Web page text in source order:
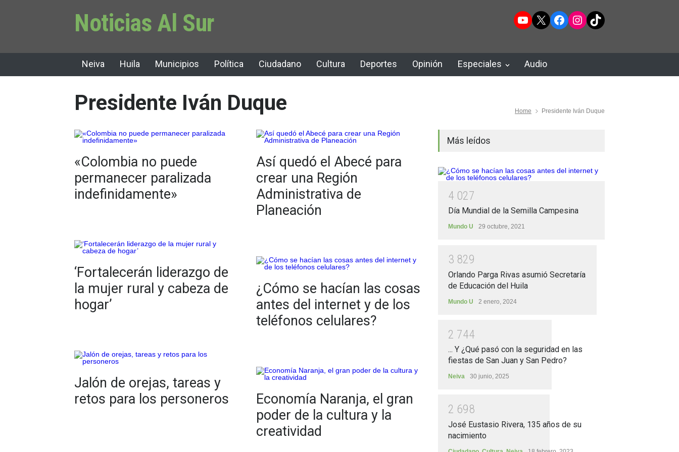
Noticias Al Sur YouTube
X Facebook
Instagram
TikTok
Neiva Huila Municipios Política Ciudadano Cultura Deportes Opinión Especiales Audio
Presidente Iván Duque Home Presidente Iván Duque
«Colombia no puede
permanecer paralizada
indefinidamente»
‘Fortalecerán liderazgo de
la mujer rural y cabeza de
hogar’
Jalón de orejas, tareas y
retos para los personeros
Así quedó el Abecé para
crear una Región
Administrativa de
Planeación
¿Cómo se hacían las cosas
antes del internet y de los
teléfonos celulares?
Economía Naranja, el gran
poder de la cultura y la
creatividad
Más leídos
4 027
Día Mundial de la Semilla Campesina
Mundo U 29 octubre, 2021
3 829
Orlando Parga Rivas asumió Secretaría
de Educación del Huila
Mundo U 2 enero, 2024
2 744
... Y ¿Qué pasó con la seguridad en las
fiestas de San Juan y San Pedro?
Neiva 30 junio, 2025
2 698
José Eustasio Rivera, 135 años de su
nacimiento